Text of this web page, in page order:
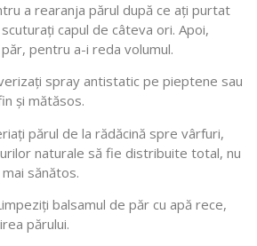
a rearanja părul după ce ați purtat
capul de câteva ori. Apoi,
pentru a-i reda volumul.
spray antistatic pe pieptene sau
și mătăsos.
părul de la rădăcină spre vârfuri,
naturale să fie distribuite total, nu
sănătos.
balsamul de păr cu apă rece,
părului.